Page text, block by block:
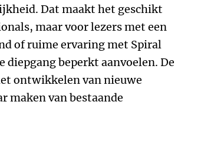
Dat maakt het geschikt
maar voor lezers met een
of ruime ervaring met Spiral
diepgang beperkt aanvoelen. De
ontwikkelen van nieuwe
maken van bestaande